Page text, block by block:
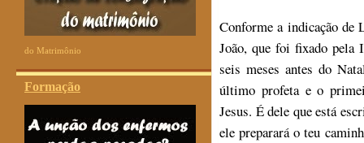
do Matrimônio
Formação
Conforme a indicação de
João, que foi fixado pela
seis meses antes do
último profeta e o
Jesus. É dele que está
ele preparará o teu